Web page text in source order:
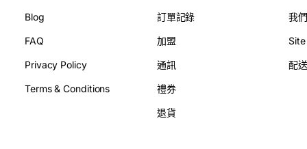
Blog
FAQ
Privacy Policy
Terms & Conditions
訂單記錄
加盟
通訊
禮券
退貨
我
配